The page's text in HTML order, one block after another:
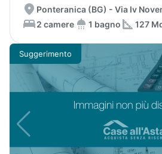
Ponteranica (BG) - Via Iv
2 camere
1 bagno 127
Suggerimento